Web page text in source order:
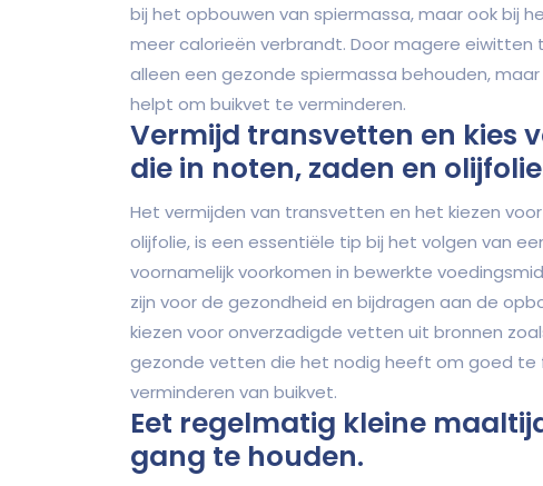
bij het opbouwen van spiermassa, maar ook bij
meer calorieën verbrandt. Door magere
alleen een gezonde spiermassa behouden,
helpt om buikvet te verminderen.
Vermijd transvetten en kies
die in noten, zaden en
Het vermijden van transvetten en het kiezen
olijfolie, is een essentiële tip bij het volgen van
voornamelijk voorkomen in bewerkte
zijn voor de gezondheid en bijdragen aan de
kiezen voor onverzadigde vetten uit bronnen
gezonde vetten die het nodig heeft om goed te
verminderen van buikvet.
Eet regelmatig kleine
gang te houden.